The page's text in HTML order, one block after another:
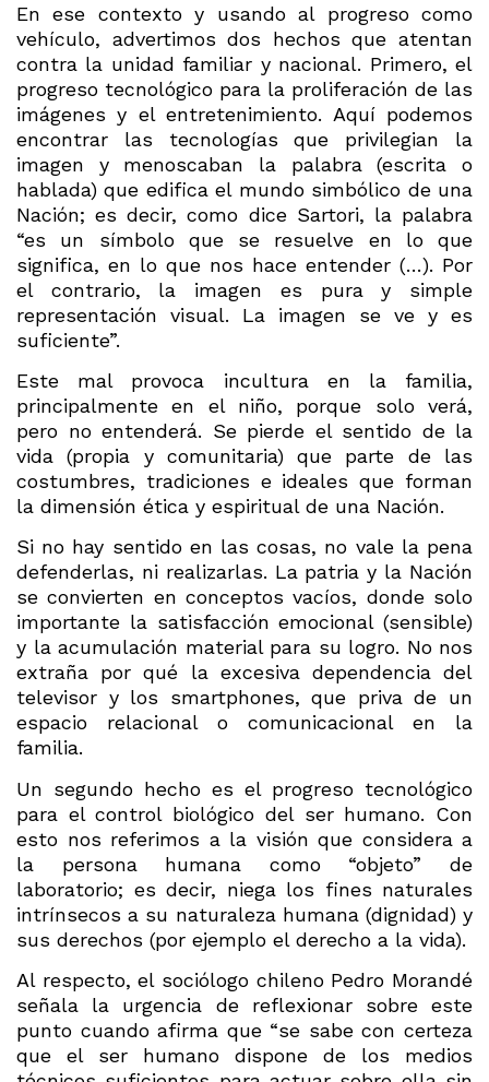
En ese contexto y usando al progreso como
vehículo, advertimos dos hechos que atentan
contra la unidad familiar y nacional. Primero, el
progreso tecnológico para la proliferación de las
imágenes y el entretenimiento. Aquí podemos
encontrar las tecnologías que privilegian la
imagen y menoscaban la palabra (escrita o
hablada) que edifica el mundo simbólico de una
Nación; es decir, como dice Sartori, la palabra
“es un símbolo que se resuelve en lo que
significa, en lo que nos hace entender (…). Por
el contrario, la imagen es pura y simple
representación visual. La imagen se ve y es
suficiente”.
Este mal provoca incultura en la familia,
principalmente en el niño, porque solo verá,
pero no entenderá. Se pierde el sentido de la
vida (propia y comunitaria) que parte de las
costumbres, tradiciones e ideales que forman
la dimensión ética y espiritual de una Nación.
Si no hay sentido en las cosas, no vale la pena
defenderlas, ni realizarlas. La patria y la Nación
se convierten en conceptos vacíos, donde solo
importante la satisfacción emocional (sensible)
y la acumulación material para su logro. No nos
extraña por qué la excesiva dependencia del
televisor y los smartphones, que priva de un
espacio relacional o comunicacional en la
familia.
Un segundo hecho es el progreso tecnológico
para el control biológico del ser humano. Con
esto nos referimos a la visión que considera a
la persona humana como “objeto” de
laboratorio; es decir, niega los fines naturales
intrínsecos a su naturaleza humana (dignidad) y
sus derechos (por ejemplo el derecho a la vida).
Al respecto, el sociólogo chileno Pedro Morandé
señala la urgencia de reflexionar sobre este
punto cuando afirma que “se sabe con certeza
que el ser humano dispone de los medios